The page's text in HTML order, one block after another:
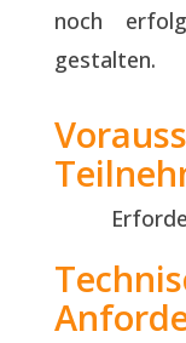
noch
gestalten.